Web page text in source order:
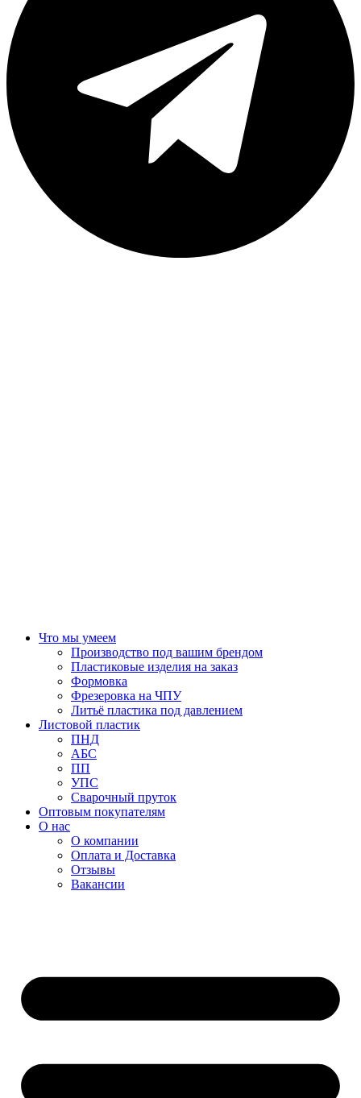
Что мы умеем
Производство под вашим брендом
Пластиковые изделия на заказ
Формовка
Фрезеровка на ЧПУ
Литьё пластика под давлением
Листовой пластик
ПНД
АБС
ПП
УПС
Сварочный пруток
Оптовым покупателям
О нас
О компании
Оплата и Доставка
Отзывы
Вакансии